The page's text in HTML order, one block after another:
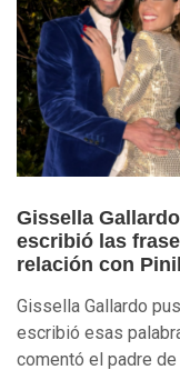
Gissella
escribió las
relación con
Gissella Gallardo
escribió esas
comentó el padre